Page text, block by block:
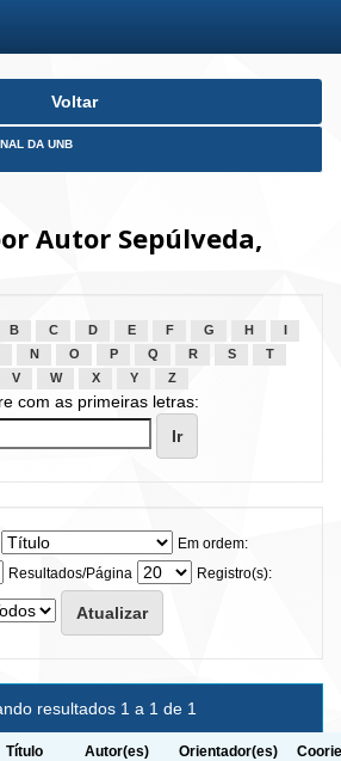
Voltar
DA UNB
Autor Sepúlveda,
B C D E F G H
N O P Q R S
T
V W X Y Z
com as primeiras letras:
Em ordem:
Resultados/Página
Registro(s):
resultados 1 a 1 de 1
Título Autor(es) Orientador(es)